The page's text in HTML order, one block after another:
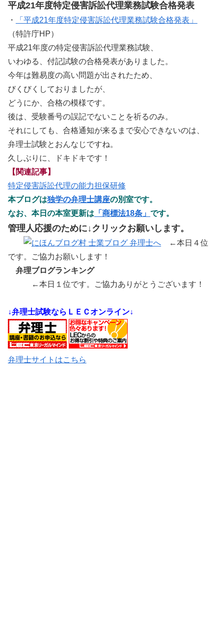
平成21年度特定侵害訴訟代理業務試験合格発表
・ 「 平成21年度特定侵害訴訟代理業務試験合格発表 」
（特許庁HP）
平成21年度の特定侵害訴訟代理業務試験、
いわゆる、付記試験の合格発表がありました。
今年は難易度の高い問題が出されたため、
びくびくしておりましたが、
どうにか、合格の模様です。
後は、受験番号の誤記でないことを祈るのみ。
それにしても、合格通知が来るまで安心できないのは、
弁理士試験とおんなじですね。
久しぶりに、ドキドキです！
【関連記事】
特定侵害訴訟代理の能力担保研修
本ブログは独学の弁理士講座の別室です。
なお、本日の本室更新は 「商標法18条」 です。
管理人応援のために↓クリックお願いします。
←本日４位
です。ご協力お願いします！
弁理ブログランキング
←本日１位です。ご協力ありがとうございます！
↓弁理士試験ならＬＥＣオンライン↓
弁理士サイトはこちら